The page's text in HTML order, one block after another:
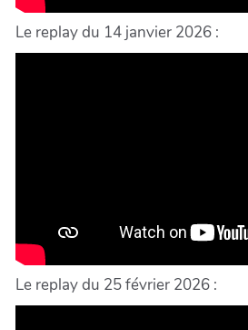
Le replay du 14 janvier 2026 :
Le replay du 25 février 2026 :